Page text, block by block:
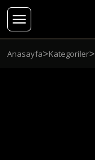
Anasayfa>Kategoriler>